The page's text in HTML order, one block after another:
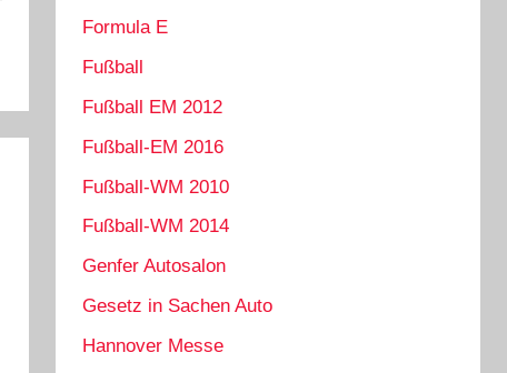
Formula E
Fußball
Fußball EM 2012
Fußball-EM 2016
Fußball-WM 2010
Fußball-WM 2014
Genfer Autosalon
Gesetz in Sachen Auto
Hannover Messe